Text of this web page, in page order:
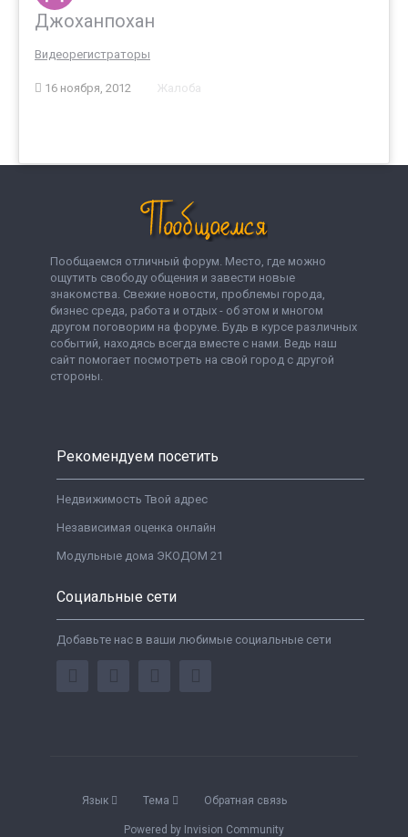
Джоханпохан
Видеорегистраторы
16 ноября, 2012 Жалоба
Пообщаемся отличный форум. Место, где можно
ощутить свободу общения и завести новые
знакомства. Свежие новости, проблемы города,
бизнес среда, работа и отдых - об этом и многом
другом поговорим на форуме. Будь в курсе различных
событий, находясь всегда вместе с нами. Ведь наш
сайт помогает посмотреть на свой город с другой
стороны.
Рекомендуем посетить
Недвижимость Твой адрес
Независимая оценка онлайн
Модульные дома ЭКОДОМ 21
Социальные сети
Добавьте нас в ваши любимые социальные сети
Язык Тема Обратная связь
Powered by Invision Community